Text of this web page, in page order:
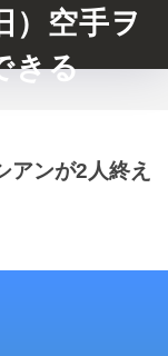
空手ヲ
きる
アンが2人終え